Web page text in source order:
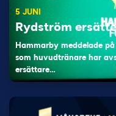
5 JUNI
Rydström
Hammarby meddelade
som huvudtränare har
ersättare…